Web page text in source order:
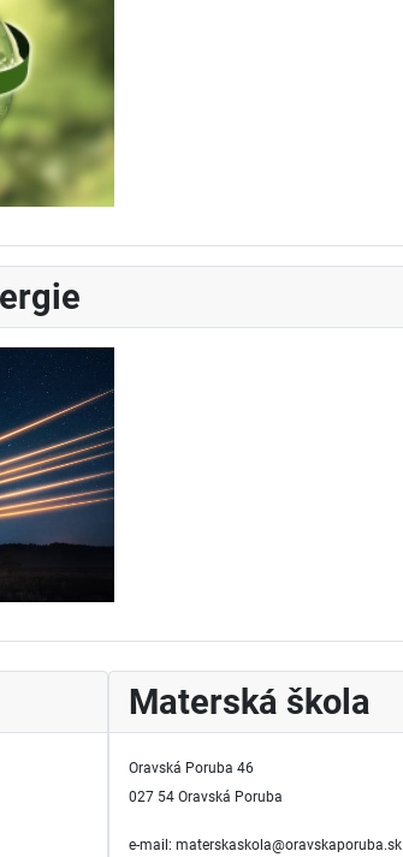
Materská škola
Oravská Poruba 46
027 54 Oravská Poruba
e-mail: materskaskola@oravskaporuba.sk